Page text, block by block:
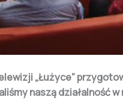
„Łużyce”
naszą działalność